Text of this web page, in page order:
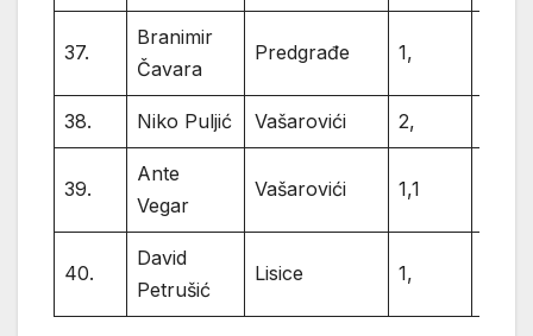
37.
Branimir
Čavara
Predgrađe 1,
38. Niko Puljić Vašarovići 2,
39.
Ante
Vegar
Vašarovići 1,1
40.
David
Petrušić
Lisice 1,